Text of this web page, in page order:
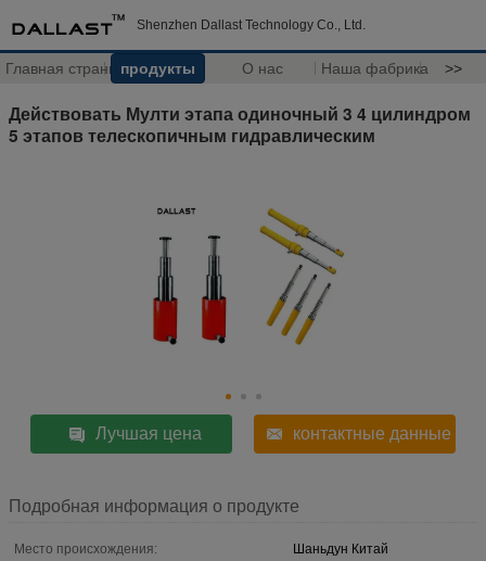
Shenzhen Dallast Technology Co., Ltd.
Главная страницапродукты О нас Наша фабрика >>
Действовать Мулти этапа одиночный 3 4 цилиндром
5 этапов телескопичным гидравлическим
Лучшая цена контактные данные
Подробная информация о продукте
Место происхождения:
Шаньдун Китай